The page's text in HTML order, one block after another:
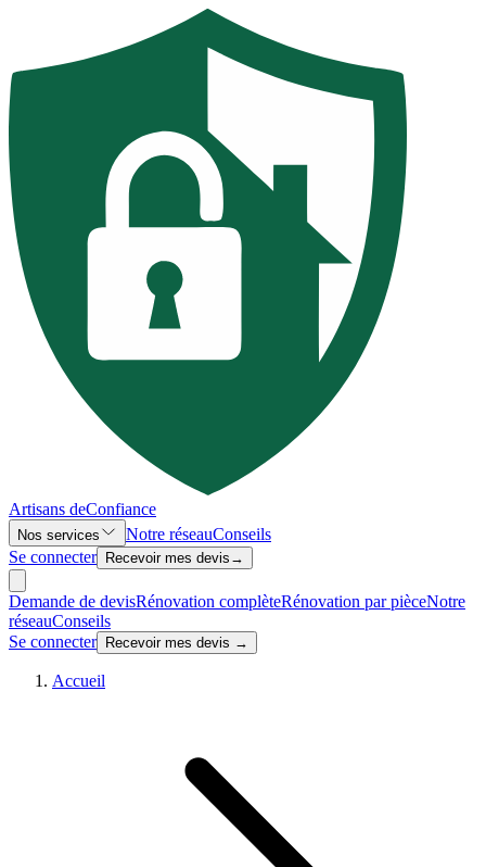
Artisans deConfiance
Nos services Notre réseauConseils
Se connecter
Recevoir mes devis →
Demande de devisRénovation complèteRénovation par pièceNotre
réseauConseils
Se connecter
Recevoir mes devis →
Accueil